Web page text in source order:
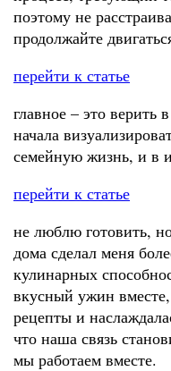
поэтому не
продолжайте
перейти к статье
главное – это верить
начала
семейную жизнь, и в
перейти к статье
не люблю готовить,
дома сделал меня
кулинарных
вкусный ужин
рецепты и
что наша связь
мы работаем вместе.